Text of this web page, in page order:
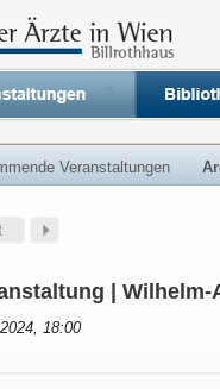
Veranstaltungen
| Wilhelm-
18:00